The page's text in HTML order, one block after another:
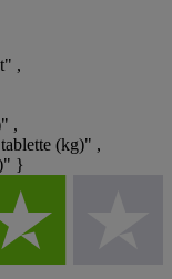
,
,
(kg)" ,
}